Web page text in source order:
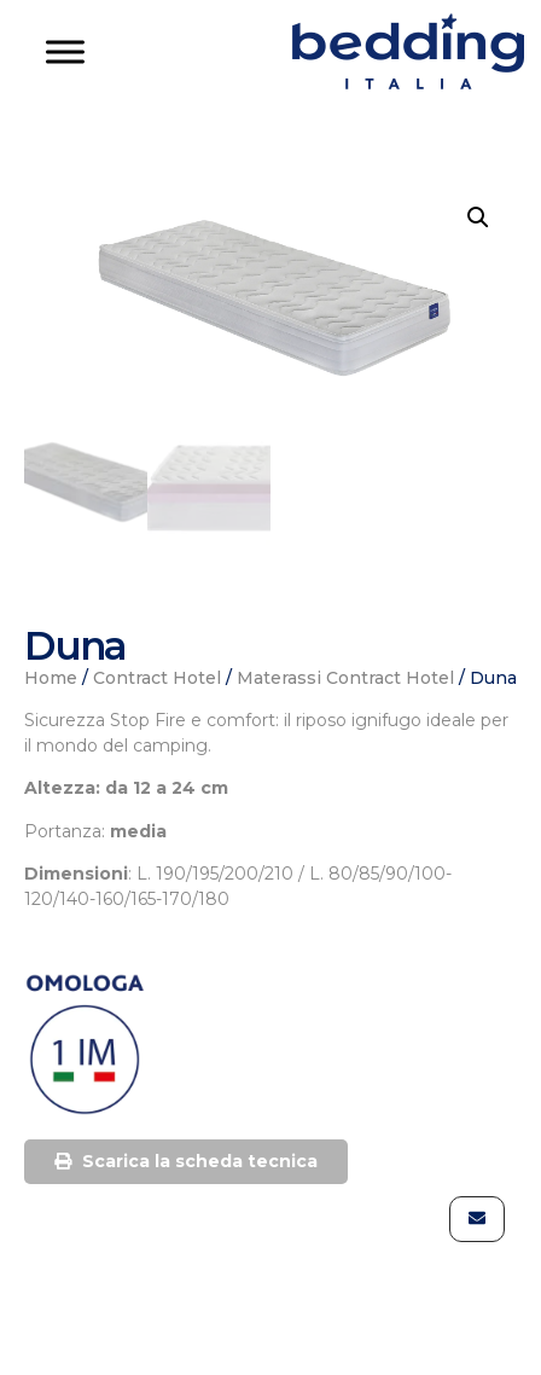
Duna
Home / Contract Hotel / Materassi Contract Hotel / Duna
Sicurezza Stop Fire e comfort: il riposo ignifugo ideale per
il mondo del camping.
Altezza: da 12 a 24 cm
Portanza: media
Dimensioni: L. 190/195/200/210 / L. 80/85/90/100-
120/140-160/165-170/180
Scarica la scheda tecnica